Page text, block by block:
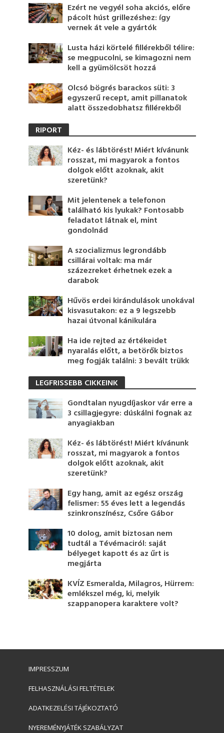
Ezért ne vegyél soha akciós, előre
pácolt húst grillezéshez: így
vernek át vele a gyártók
Lusta házi körtelé fillérekből télire:
se megpucolni, se kimagozni nem
kell a gyümölcsöt hozzá
Olcsó bögrés barackos süti: 3
egyszerű recept, amit pillanatok
alatt összedobhatsz fillérekből
RIPORT
Kéz- és lábtörést! Miért kívánunk
rosszat, mi magyarok a fontos
dolgok előtt azoknak, akit
szeretünk?
Mit jelentenek a telefonon
található kis lyukak? Fontosabb
feladatot látnak el, mint
gondolnád
A szocializmus legrondább
csillárai voltak: ma már
százezreket érhetnek ezek a
darabok
Hűvös erdei kirándulások unokával
kisvasutakon: ez a 9 legszebb
hazai útvonal kánikulára
Ha ide rejted az értékeidet
nyaralás előtt, a betörők biztos
meg fogják találni: 3 bevált trükk
LEGFRISSEBB CIKKEINK
Gondtalan nyugdíjaskor vár erre a
3 csillagjegyre: dúskálni fognak az
anyagiakban
Kéz- és lábtörést! Miért kívánunk
rosszat, mi magyarok a fontos
dolgok előtt azoknak, akit
szeretünk?
Egy hang, amit az egész ország
felismer: 55 éves lett a legendás
szinkronszínész, Csőre Gábor
10 dolog, amit biztosan nem
tudtál a Tévémaciról: saját
bélyeget kapott és az űrt is
megjárta
KVÍZ Esmeralda, Milagros, Hürrem:
emlékszel még, ki, melyik
szappanopera karaktere volt?
IMPRESSZUM
FELHASZNÁLÁSI FELTÉTELEK
ADATKEZELÉSI TÁJÉKOZTATÓ
NYEREMÉNYJÁTÉK SZABÁLYZAT